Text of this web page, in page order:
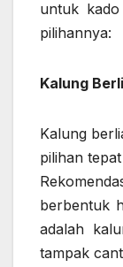
untuk kado
pilihannya:
Kalung
Kalung
pilihan
berbentuk
adalah
tampak